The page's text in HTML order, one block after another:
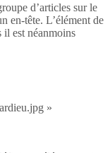
d’articles sur le
en-tête. L’élément de
il est néanmoins
»